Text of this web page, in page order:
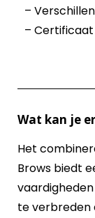
–
– Certificaat
Wat kan je
Het
Brows biedt
te verbreden